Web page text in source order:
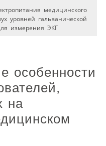
медицинского
уровней гальванической
измерения ЭКГ
особенности
на